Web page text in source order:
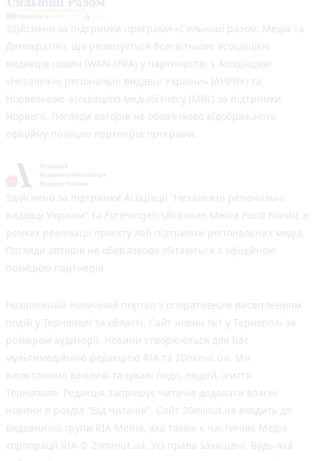
Здійснено за підтримки програми «Сильніші разом: Медіа та
Демократія», що реалізується Всесвітньою асоціацією
видавців новин (WAN-IFRA) у партнерстві з Асоціацією
«Незалежні регіональні видавці України» (АНРВУ) та
Норвезькою асоціацією медіабізнесу (MBL) за підтримки
Норвегії. Погляди авторів не обов’язково відображають
офіційну позицію партнерів програми.
Здійснено за підтримки Асоціації “Незалежні регіональні
видавці України” та Foreningen Ukrainian Media Fund Nordic в
рамках реалізації проєкту Хаб підтримки регіональних медіа.
Погляди авторів не обов'язково збігаються з офіційною
позицією партнерів
Незалежний новинний портал з оперативним висвітленням
подій у Тернополі та області. Сайт новин №1 у Тернополі за
розміром аудиторії. Новини створюються для Вас
мультимедійною редакцією RIA та 20minut.ua. Ми
висвітлюємо важливі та цікаві події, людей, життя
Тернополя. Редакція запрошує читачів додавати власні
новини в розділ "Від читачів". Сайт 20minut.ua входить до
видавничої групи RIA Media, яка також є частиною Медіа
корпорації RIA © 20minut.ua. Усі права захищені. Будь-яка